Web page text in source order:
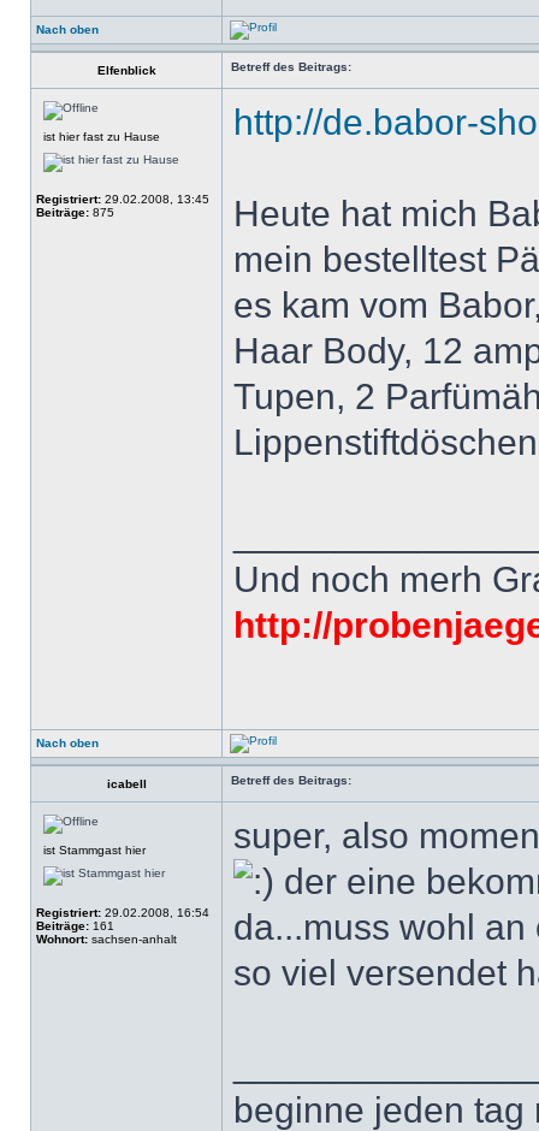
Nach oben
Elfenblick Betreff des Beitrags:
ist hier fast zu Hause
Registriert: 29.02.2008, 13:45
Beiträge: 875
http://de.babor-
Heute hat mich
mein bestelltest
es kam vom
Haar Body, 12
Tupen, 2
Und noch merh
http://
Nach oben
icabell Betreff des Beitrags:
ist Stammgast hier
Registriert: 29.02.2008, 16:54
Beiträge: 161
Wohnort: sachsen-anhalt
super, also
der eine
da...muss wohl
so viel versendet
beginne jeden